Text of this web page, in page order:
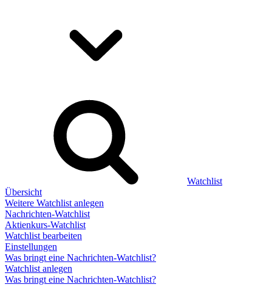
Watchlist
Übersicht
Weitere Watchlist anlegen
Nachrichten-Watchlist
Aktienkurs-Watchlist
Watchlist bearbeiten
Einstellungen
Was bringt eine Nachrichten-Watchlist?
Watchlist anlegen
Was bringt eine Nachrichten-Watchlist?